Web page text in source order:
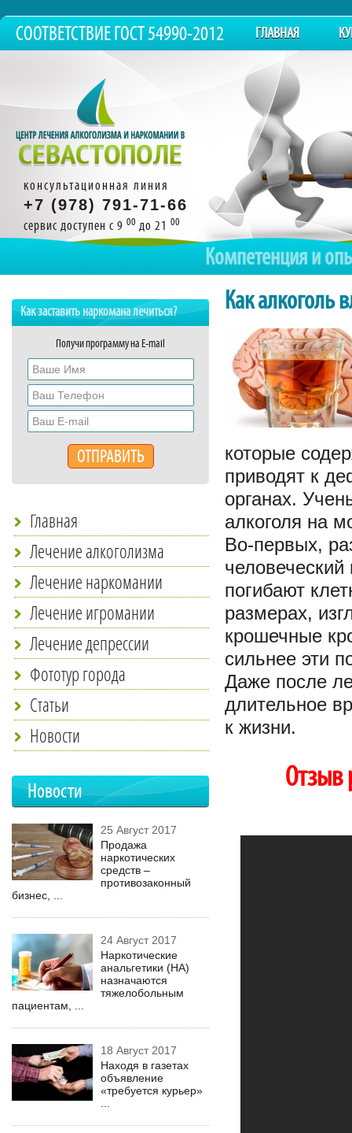
СООТВЕТСТВИЕ ГОСТ 54990-2012 ГЛАВНАЯ
Компетенция и
консультационная линия
+7 (978) 791-71-66
сервис доступен с 9 00 до 21 00
Как заставить наркомана лечиться?
Получи программу на E-mail
Главная
Лечение алкоголизма
Лечение наркомании
Лечение игромании
Лечение депрессии
Фототур города
Статьи
Новости
Новости
25 Август 2017
Продажа
наркотических
средств –
противозаконный
бизнес, ...
24 Август 2017
Наркотические
анальгетики (НА)
назначаются
тяжелобольным
пациентам, ...
18 Август 2017
Находя в газетах
объявление
«требуется курьер»
Как алкоголь
которые
приводят к
органах.
алкоголя на
Во-первых,
погибают
размерах,
крошечные
сильнее эти
Даже после
длительное
к жизни.
Отзыв